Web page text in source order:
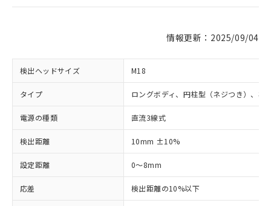
情報更新：2025/09/04
検出ヘッドサイズ M18
タイプ ロングボディ、円柱型（ネジつき）、非
電源の種類 直流3線式
検出距離 10mm ±10%
設定距離 0～8mm
応差 検出距離の10%以下